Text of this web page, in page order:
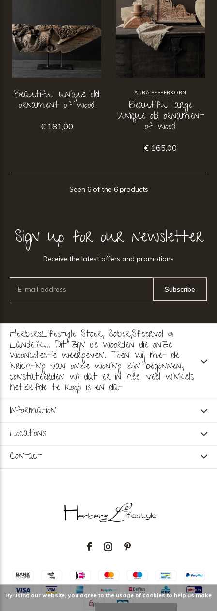
Beautiful unique old
ornament of wood
€ 181,00
AURA PEEPERKORN
Beautiful large
Unique old ornament
of wood
€ 165,00
Seen 6 of the 6 products
Sign up for our newsletter
Receive the latest offers and promotions
Subscribe
HerbersLifestyle Stoer, Sober,Sfeervol &
Landelijk... Dit zijn de woorden die onze
wooncollectie weergeven. Toen wij met de
inrichting van onze woning zijn begonnen,
constateerden wij dat er in heel veel winkels
hetzelfde te koop is en dat
Information
Locations
Contact
By using our website, you agree to the usage of cookies to help us make